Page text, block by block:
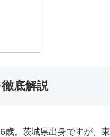
底解説
歳。茨城県出身ですが、東